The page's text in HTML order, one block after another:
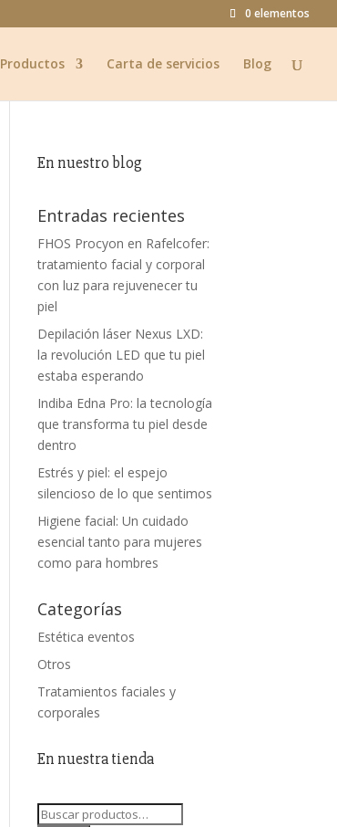
0 elementos
Productos Carta de servicios Blog
En nuestro blog
Entradas recientes
FHOS Procyon en Rafelcofer:
tratamiento facial y corporal
con luz para rejuvenecer tu
piel
Depilación láser Nexus LXD:
la revolución LED que tu piel
estaba esperando
Indiba Edna Pro: la tecnología
que transforma tu piel desde
dentro
Estrés y piel: el espejo
silencioso de lo que sentimos
Higiene facial: Un cuidado
esencial tanto para mujeres
como para hombres
Categorías
Estética eventos
Otros
Tratamientos faciales y
corporales
En nuestra tienda